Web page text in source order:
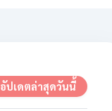
อัปเดตล่าสุดวันนี้